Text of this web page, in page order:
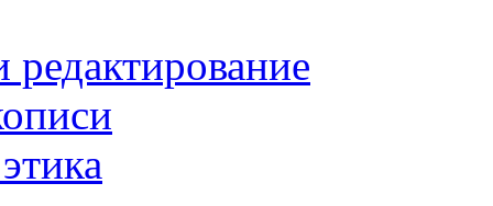
редактирование